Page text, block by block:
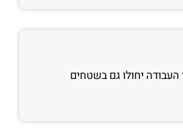
העבודה יחולו גם בשטחים